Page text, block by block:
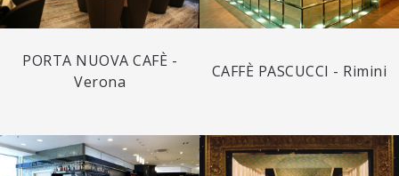
PORTA NUOVA CAFÈ -
Verona
CAFFÈ PASCUCCI - Rimini